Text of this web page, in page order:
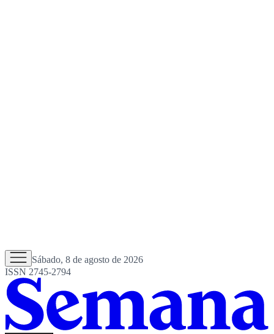
Sábado, 8 de agosto de 2026
ISSN 2745-2794